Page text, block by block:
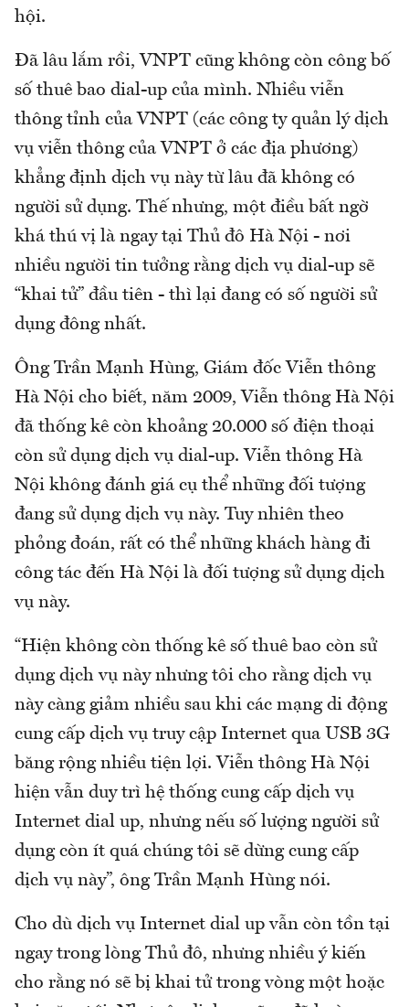
hội.
Đã lâu lắm rồi, VNPT cũng không còn công bố
số thuê bao dial-up của mình. Nhiều viễn
thông tỉnh của VNPT (các công ty quản lý dịch
vụ viễn thông của VNPT ở các địa phương)
khẳng định dịch vụ này từ lâu đã không có
người sử dụng. Thế nhưng, một điều bất ngờ
khá thú vị là ngay tại Thủ đô Hà Nội - nơi
nhiều người tin tưởng rằng dịch vụ dial-up sẽ
“khai tử” đầu tiên - thì lại đang có số người sử
dụng đông nhất.
Ông Trần Mạnh Hùng, Giám đốc Viễn thông
Hà Nội cho biết, năm 2009, Viễn thông Hà Nội
đã thống kê còn khoảng 20.000 số điện thoại
còn sử dụng dịch vụ dial-up. Viễn thông Hà
Nội không đánh giá cụ thể những đối tượng
đang sử dụng dịch vụ này. Tuy nhiên theo
phỏng đoán, rất có thể những khách hàng đi
công tác đến Hà Nội là đối tượng sử dụng dịch
vụ này.
“Hiện không còn thống kê số thuê bao còn sử
dụng dịch vụ này nhưng tôi cho rằng dịch vụ
này càng giảm nhiều sau khi các mạng di động
cung cấp dịch vụ truy cập Internet qua USB 3G
băng rộng nhiều tiện lợi. Viễn thông Hà Nội
hiện vẫn duy trì hệ thống cung cấp dịch vụ
Internet dial up, nhưng nếu số lượng người sử
dụng còn ít quá chúng tôi sẽ dừng cung cấp
dịch vụ này”, ông Trần Mạnh Hùng nói.
Cho dù dịch vụ Internet dial up vẫn còn tồn tại
ngay trong lòng Thủ đô, nhưng nhiều ý kiến
cho rằng nó sẽ bị khai tử trong vòng một hoặc